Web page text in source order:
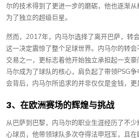
尔的技术得到了更进一步的磨砺，他也逐渐
为了独立的超级巨星。
然而，2017年，内马尔选择了离开巴萨，转
这一决定震惊了整个足球世界。内马尔的转
交易之一，更标志着他开始独立承担起一支
马尔成为了球队的核心，肩负起了带领PSG
会背后，内马尔所追求的并非仅仅是金钱，更
3、在欧洲赛场的辉煌与挑战
从巴萨到巴黎，内马尔的职业生涯经历了不
心球员，他带领球队多次夺得法甲冠军，且